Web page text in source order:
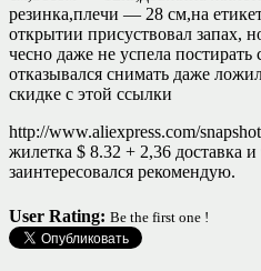
резинка,плечи — 28 см,на
открытии присуствовал запах,
чесно даже не успела
отказывался снимать даже
скидке с этой ссылки
http://www.aliexpress.com/
жилетка $ 8.32 + 2,36 доставка
заинтересовался рекомендую.
User Rating: Be the first one !